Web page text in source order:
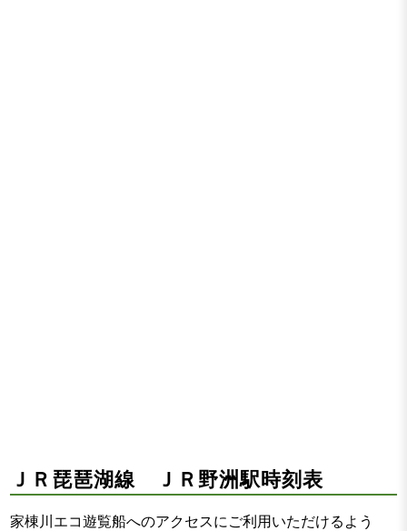
ＪＲ琵琶湖線 ＪＲ野洲駅時刻表
家棟川エコ遊覧船へのアクセスにご利用いただけるよう